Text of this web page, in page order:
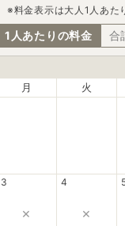
※料金表示は大人1人あた
1人あたりの料金 合
月 火
3
×
4
×